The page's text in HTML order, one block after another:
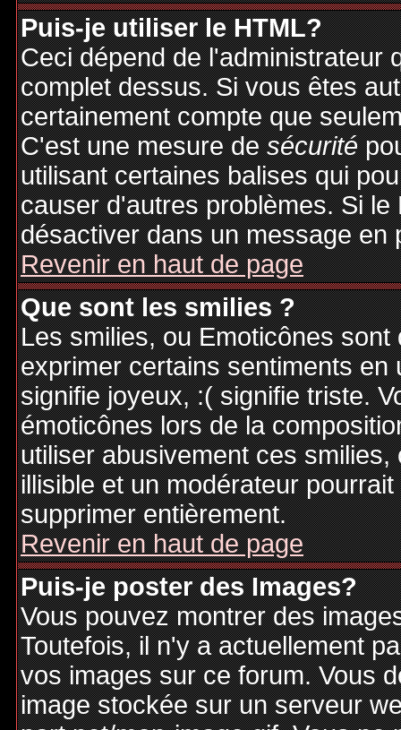
Puis-je utiliser le HTML?
Ceci dépend de l'administrateur
complet dessus. Si vous êtes
certainement compte que
C'est une mesure desécurité
utilisant certaines balises qui
causer d'autres problèmes. Si
désactiver dans un message en
Revenir en haut de page
Que sont les smilies ?
Les smilies, ou Emoticônes
exprimer certains sentiments
signifie joyeux, :( signifie triste.
émoticônes lors de la
utiliser abusivement ces
illisible et un modérateur
supprimer entièrement.
Revenir en haut de page
Puis-je poster des Images?
Vous pouvez montrer des
Toutefois, il n'y a actuellement
vos images sur ce forum. Vous
image stockée sur un serveur